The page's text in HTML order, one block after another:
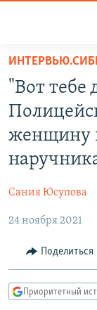
доступа
Вернуться
основному
содержанию
Вернутся
навигации
Вернутся
поиску
ПРОГРАММЫ
КУЛЬТУРА
IDEL.РЕАЛИИ
КАВКАЗ.РЕАЛИИ
"Вот тебе
женщину
Сания Юсупова
24 ноября 2021
Поделиться
Приоритетный